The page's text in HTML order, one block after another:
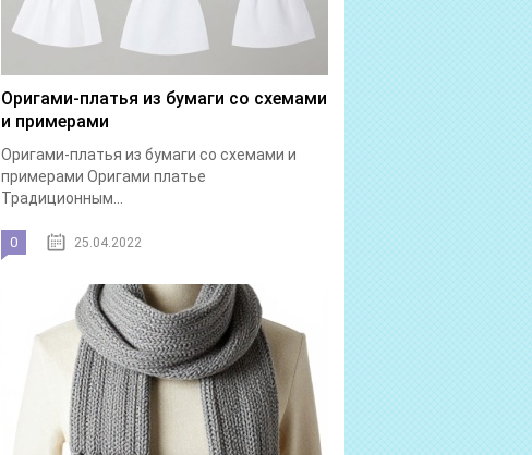
Оригами-платья из бумаги со схемами
и примерами
Оригами-платья из бумаги со схемами и
примерами Оригами платье
Традиционным...
0 25.04.2022